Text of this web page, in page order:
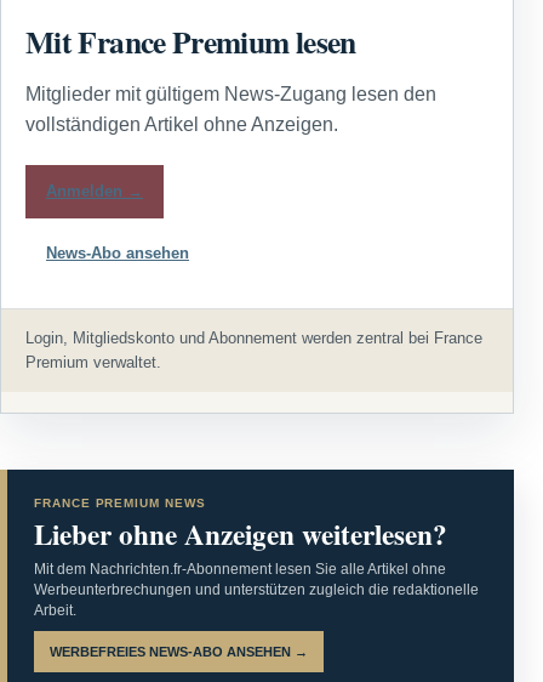
Mit France Premium lesen
Mitglieder mit gültigem News-Zugang lesen den
vollständigen Artikel ohne Anzeigen.
Anmelden →
News-Abo ansehen
Login, Mitgliedskonto und Abonnement werden zentral bei France
Premium verwaltet.
FRANCE PREMIUM NEWS
Lieber ohne Anzeigen weiterlesen?
Mit dem Nachrichten.fr-Abonnement lesen Sie alle Artikel ohne
Werbeunterbrechungen und unterstützen zugleich die redaktionelle
Arbeit.
WERBEFREIES NEWS-ABO ANSEHEN →